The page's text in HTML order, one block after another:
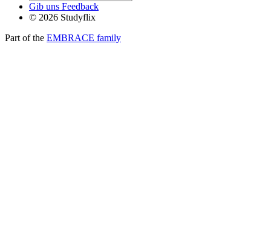
Gib uns Feedback
© 2026 Studyflix
Part of the EMBRACE family